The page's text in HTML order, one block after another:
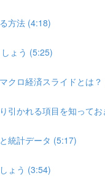
方法 (4:18)
ょう (5:25)
クロ経済スライドとは
引かれる項目を知って
統計データ (5:17)
ょう (3:54)